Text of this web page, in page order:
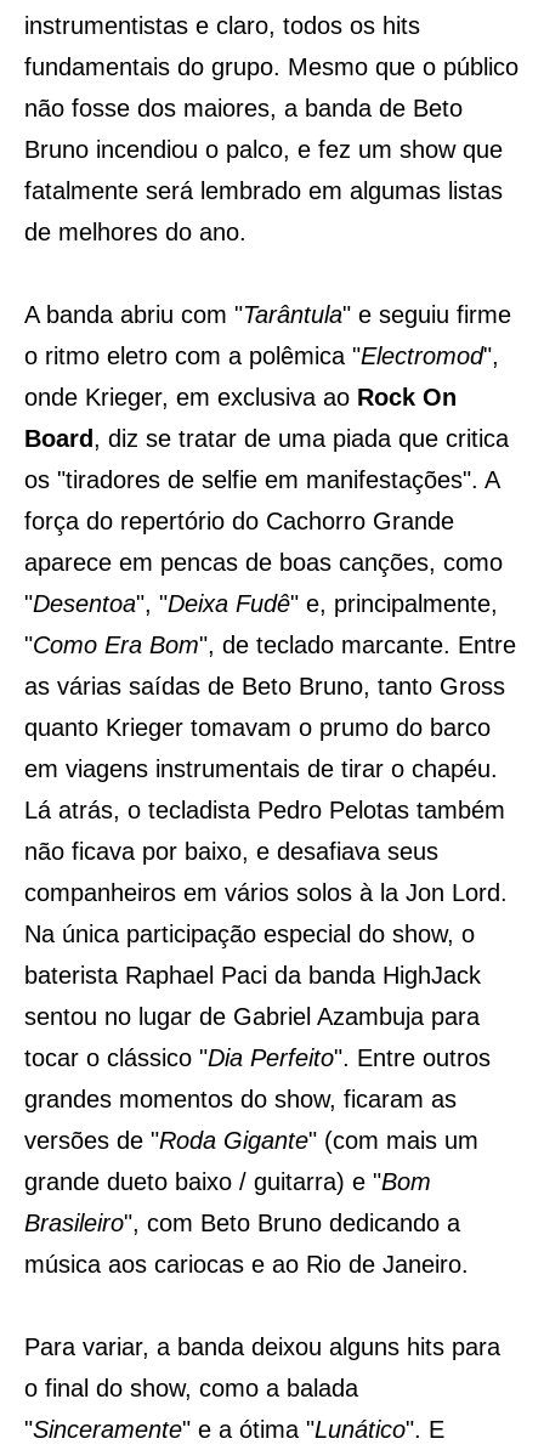
instrumentistas e claro, todos os hits
fundamentais do grupo. Mesmo que o público
não fosse dos maiores, a banda de Beto
Bruno incendiou o palco, e fez um show que
fatalmente será lembrado em algumas listas
de melhores do ano.
A banda abriu com "Tarântula" e seguiu firme
o ritmo eletro com a polêmica "Electromod",
onde Krieger, em exclusiva ao Rock On
Board, diz se tratar de uma piada que critica
os "tiradores de selfie em manifestações". A
força do repertório do Cachorro Grande
aparece em pencas de boas canções, como
"Desentoa", "Deixa Fudê" e, principalmente,
"Como Era Bom", de teclado marcante. Entre
as várias saídas de Beto Bruno, tanto Gross
quanto Krieger tomavam o prumo do barco
em viagens instrumentais de tirar o chapéu.
Lá atrás, o tecladista Pedro Pelotas também
não ficava por baixo, e desafiava seus
companheiros em vários solos à la Jon Lord.
Na única participação especial do show, o
baterista Raphael Paci da banda HighJack
sentou no lugar de Gabriel Azambuja para
tocar o clássico "Dia Perfeito". Entre outros
grandes momentos do show, ficaram as
versões de "Roda Gigante" (com mais um
grande dueto baixo / guitarra) e "Bom
Brasileiro", com Beto Bruno dedicando a
música aos cariocas e ao Rio de Janeiro.
Para variar, a banda deixou alguns hits para
o final do show, como a balada
"Sinceramente" e a ótima "Lunático". E